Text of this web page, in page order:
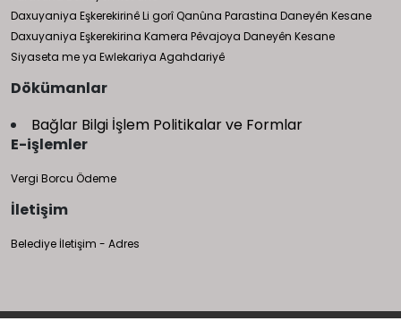
Daxuyaniya Eşkerekirinê Li gorî Qanûna Parastina Daneyên Kesane
Daxuyaniya Eşkerekirina Kamera Pêvajoya Daneyên Kesane
Siyaseta me ya Ewlekariya Agahdariyê
Dökümanlar
Bağlar Bilgi İşlem Politikalar ve Formlar
E-işlemler
Vergi Borcu Ödeme
İletişim
Belediye İletişim - Adres